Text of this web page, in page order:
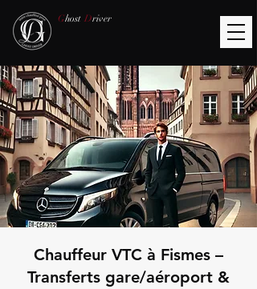
Ghost Driver
Chauffeur VTC à Fismes –
Transferts gare/aéroport &